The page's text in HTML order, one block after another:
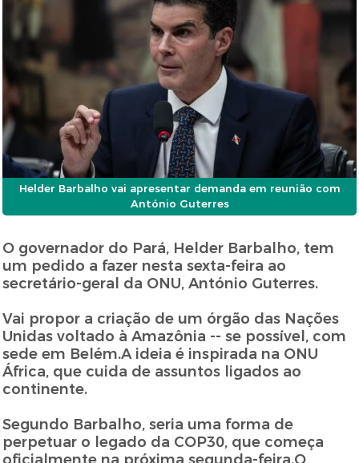
Helder Barbalho vai apresentar demanda em reunião com
António Guterres
O governador do Pará, Helder Barbalho, tem
um pedido a fazer nesta sexta-feira ao
secretário-geral da ONU, António Guterres.
Vai propor a criação de um órgão das Nações
Unidas voltado à Amazônia -- se possível, com
sede em Belém.A ideia é inspirada na ONU
África, que cuida de assuntos ligados ao
continente.
Segundo Barbalho, seria uma forma de
perpetuar o legado da COP30, que começa